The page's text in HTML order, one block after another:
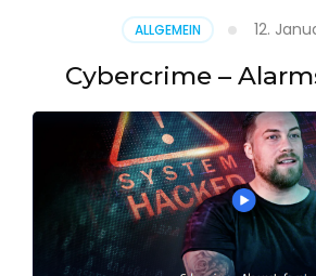
ALLGEMEIN 12.
Cybercrime –